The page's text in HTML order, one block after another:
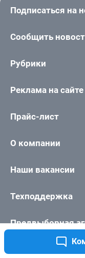
Подписаться на
Сообщить
Рубрики
Реклама на сайте
Прайс-лист
О компании
Наши вакансии
Техподдержка
Предвыборная
Статистика